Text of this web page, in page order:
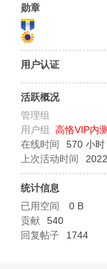
勋章
用户认证
活跃概况
管理组
用户组 高恪VIP内
在线时间
570 小时
上次活动时间
统计信息
已用空间
0 B
贡献
540
回复帖子
1744